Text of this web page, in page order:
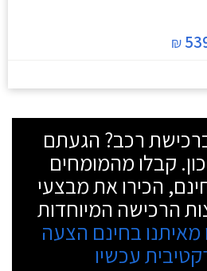
₪
ברכישת רכב? הגעתם
קבלו מהמומחים
הכירו את מבצעי
הרכישה המיוחדות
מאיתנו בחינם הצעה
עכשיו